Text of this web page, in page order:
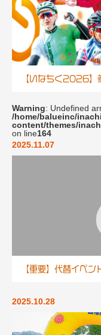
【いなちく2026】
Warning: Undefined
/home/balueinc/
content/themes/
on line164
2025.11.07
【重要】代替イベン
2025.10.28